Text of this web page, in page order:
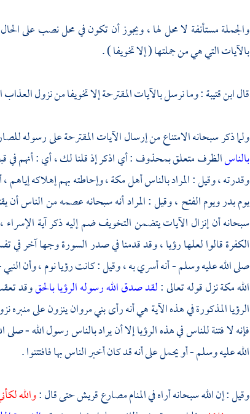
والجملة مستأنفة لا محل لها ، ويجوز أن تكون في محل نصب على
بالآيات التي هي من جملتها ( إلا تخويفا ) .
قالابن قتيبة: وما نرسل بالآيات المقترحة إلا تخويفا من نزول
ولما ذكر سبحانه الامتناع من إرسال الآيات المقترحة على رسوله
بالناسالظرف متعلق بمحذوف : أي اذكر إذ قلنا لك ، أي : أنهم في
وقدرته ، وقيل : المراد بالناس أهلمكة ،وإحاطته بهم إهلاكه إياهم
يومبدرويوم الفتح ، وقيل : المراد أنه سبحانه عصمه من الناس أن
سبحانه أن إنزال الآيات يتضمن التخويف ضم إليه ذكر آية
الكفرة قالوا لعلها رؤيا ، وقد قدمنا في صدر السورة وجها آخر في
صلى الله عليه وسلم - أنه أسري به ، وقيل : كانت رؤيا نوم ، وأن
اللهمكةنزل قوله تعالى :لقد صدق الله رسوله الرؤيا بالحقوقد
الرؤيا المذكورة في هذه الآية هي أنه رأىبني مروانينزون على منبره
فإنه لا فتنة للناس في هذه الرؤيا إلا أن يراد بالناس رسول الله -
الله عليه وسلم - أو يحمل على أنه قد كان أخبر الناس بها فافتتنوا .
وقيل : إن الله سبحانه أراه في المنام مصارعقريشحتى قال :والله